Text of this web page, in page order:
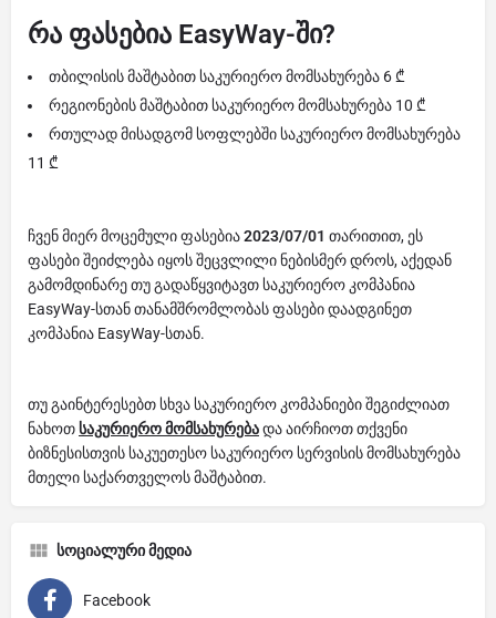
რა ფასებია EasyWay-ში?
თბილისის მაშტაბით საკურიერო მომსახურება 6 ₾
რეგიონების მაშტაბით საკურიერო მომსახურება 10 ₾
რთულად მისადგომ სოფლებში საკურიერო მომსახურება
11 ₾
ჩვენ მიერ მოცემული ფასებია2023/07/01 თარითით, ეს
ფასები შეიძლება იყოს შეცვლილი ნებისმერ დროს, აქედან
გამომდინარე თუ გადაწყვიტავთ საკურიერო კომპანია
EasyWay-სთან თანამშრომლობას ფასები დაადგინეთ
კომპანია EasyWay-სთან.
თუ გაინტერესებთ სხვა საკურიერო კომპანიები შეგიძლიათ
ნახოთსაკურიერო მომსახურებადა აირჩიოთ თქვენი
ბიზნესისთვის საკუეთესო საკურიერო სერვისის მომსახურება
მთელი საქართველოს მაშტაბით.
სოციალური მედია
Facebook